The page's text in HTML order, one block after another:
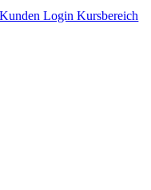
Zum
Kunden Login Kursbereich